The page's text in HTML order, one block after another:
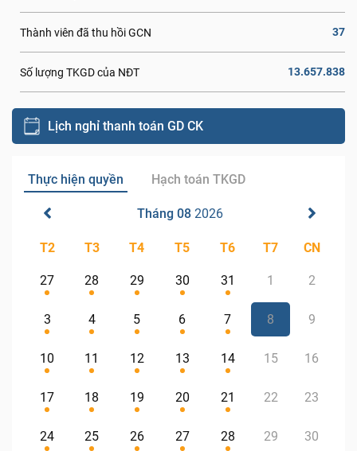
Thành viên đã thu hồi GCN 37
Số lượng TKGD của NĐT 13.657.838
Lịch nghỉ thanh toán GD CK
Thực hiện quyền Hạch toán TKGD
Tháng 08 2026
T2 T3 T4 T5 T6 T7 CN
27 28 29 30 31 1 2
3 4 5 6 7 8 9
10 11 12 13 14 15 16
17 18 19 20 21 22 23
24 25 26 27 28 29 30